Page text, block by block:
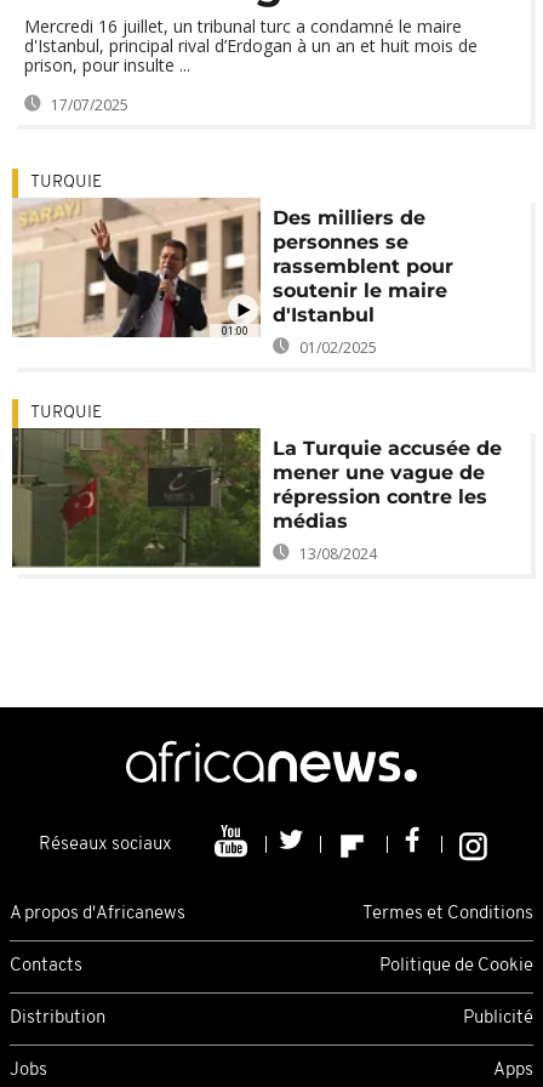
Mercredi 16 juillet, un tribunal turc a condamné le maire
d'Istanbul, principal rival d’Erdogan à un an et huit mois de
prison, pour insulte ...
17/07/2025
01:00
TURQUIE
Des milliers de
personnes se
rassemblent pour
soutenir le maire
d'Istanbul
01/02/2025
TURQUIE
La Turquie accusée de
mener une vague de
répression contre les
médias
13/08/2024
Réseaux sociaux
A propos d'Africanews Termes et Conditions
Contacts Politique de Cookie
Distribution Publicité
Jobs Apps